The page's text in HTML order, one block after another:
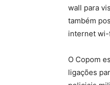
wall para
também
internet wi-
O Copom
ligações